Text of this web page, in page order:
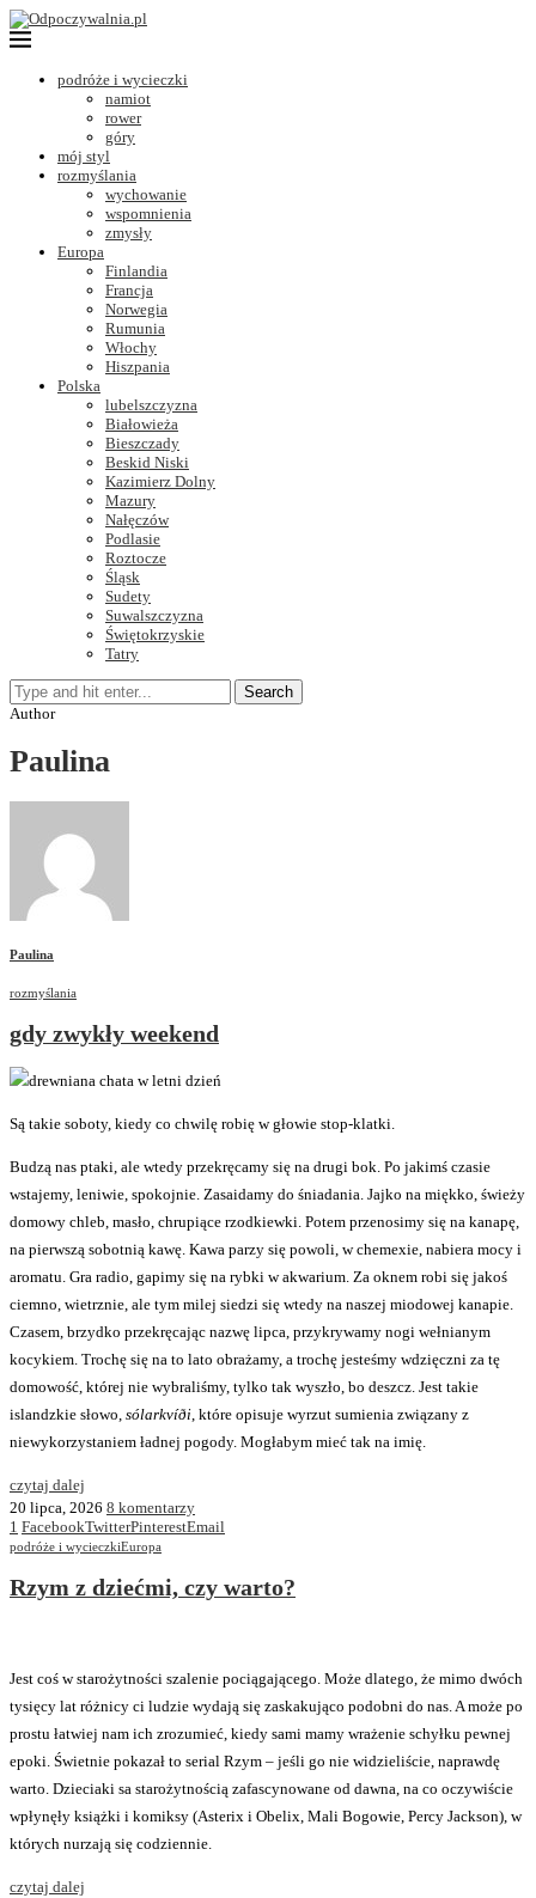
podróże i wycieczki
namiot
rower
góry
mój styl
rozmyślania
wychowanie
wspomnienia
zmysły
Europa
Finlandia
Francja
Norwegia
Rumunia
Włochy
Hiszpania
Polska
lubelszczyzna
Białowieża
Bieszczady
Beskid Niski
Kazimierz Dolny
Mazury
Nałęczów
Podlasie
Roztocze
Śląsk
Sudety
Suwalszczyzna
Świętokrzyskie
Tatry
Search
Author
Paulina
Paulina
rozmyślania
gdy zwykły weekend
Są takie soboty, kiedy co chwilę robię w głowie stop-klatki.
Budzą nas ptaki, ale wtedy przekręcamy się na drugi bok. Po jakimś czasie
wstajemy, leniwie, spokojnie. Zasaidamy do śniadania. Jajko na miękko, świeży
domowy chleb, masło, chrupiące rzodkiewki. Potem przenosimy się na kanapę,
na pierwszą sobotnią kawę. Kawa parzy się powoli, w chemexie, nabiera mocy i
aromatu. Gra radio, gapimy się na rybki w akwarium. Za oknem robi się jakoś
ciemno, wietrznie, ale tym milej siedzi się wtedy na naszej miodowej kanapie.
Czasem, brzydko przekręcając nazwę lipca, przykrywamy nogi wełnianym
kocykiem. Trochę się na to lato obrażamy, a trochę jesteśmy wdzięczni za tę
domowość, której nie wybraliśmy, tylko tak wyszło, bo deszcz. Jest takie
islandzkie słowo, sólarkvíði, które opisuje wyrzut sumienia związany z
niewykorzystaniem ładnej pogody. Mogłabym mieć tak na imię.
czytaj dalej
20 lipca, 2026 8 komentarzy
1 FacebookTwitterPinterestEmail
podróże i wycieczkiEuropa
Rzym z dziećmi, czy warto?
Jest coś w starożytności szalenie pociągającego. Może dlatego, że mimo dwóch
tysięcy lat różnicy ci ludzie wydają się zaskakująco podobni do nas. A może po
prostu łatwiej nam ich zrozumieć, kiedy sami mamy wrażenie schyłku pewnej
epoki. Świetnie pokazał to serial Rzym – jeśli go nie widzieliście, naprawdę
warto. Dzieciaki sa starożytnością zafascynowane od dawna, na co oczywiście
wpłynęły książki i komiksy (Asterix i Obelix, Mali Bogowie, Percy Jackson), w
których nurzają się codziennie.
czytaj dalej